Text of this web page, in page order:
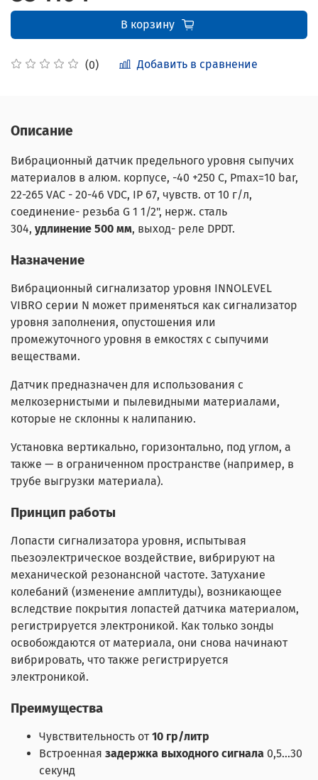
(0) Добавить в сравнение
В корзину
Описание
Вибрационный датчик предельного уровня сыпучих
материалов в алюм. корпусе, -40 +250 С, Pmax=10 bar,
22-265 VAC - 20-46 VDC, IP 67, чувств. от 10 г/л,
соединение- резьба G 1 1/2", нерж. сталь
304, удлинение 500 мм, выход- реле DPDT.
Назначение
Вибрационный сигнализатор уровня INNOLEVEL
VIBRO серии N может применяться как сигнализатор
уровня заполнения, опустошения или
промежуточного уровня в емкостях с сыпучими
веществами.
Датчик предназначен для использования с
мелкозернистыми и пылевидными материалами,
которые не склонны к налипанию.
Установка вертикально, горизонтально, под углом, а
также — в ограниченном пространстве (например, в
трубе выгрузки материала).
Принцип работы
Лопасти сигнализатора уровня, испытывая
пьезоэлектрическое воздействие, вибрируют на
механической резонансной частоте. Затухание
колебаний (изменение амплитуды), возникающее
вследствие покрытия лопастей датчика материалом,
регистрируется электроникой. Как только зонды
освобождаются от материала, они снова начинают
вибрировать, что также регистрируется
электроникой.
Преимущества
Чувствительность от10 гр/литр
Встроенная задержка выходного сигнала 0,5…30
секунд